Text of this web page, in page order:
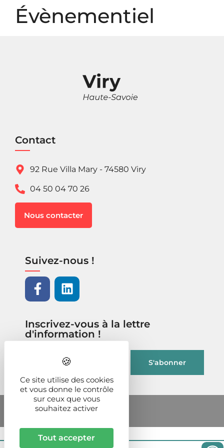
Évènementiel
Contact
92 Rue Villa Mary - 74580 Viry
04 50 04 70 26
Nous contacter
Suivez-nous !
Inscrivez-vous à la lettre
d'information !
Panneau de gestion des cookies
Ce site utilise des cookies
et vous donne le contrôle
sur ceux que vous
souhaitez activer
Tout accepter